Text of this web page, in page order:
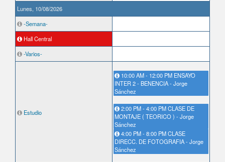
Lunes, 10/08/2026
-Semana-
Hall Central
-Varios-
Estudio
10:00 AM - 12:00 PM ENSAYO
INTER 2 - BENENCIA - Jorge
Sánchez
2:00 PM - 4:00 PM CLASE DE
MONTAJE ( TEORICO ) - Jorge
Sánchez
4:00 PM - 8:00 PM CLASE
DIRECC. DE FOTOGRAFIA - Jorge
Sánchez